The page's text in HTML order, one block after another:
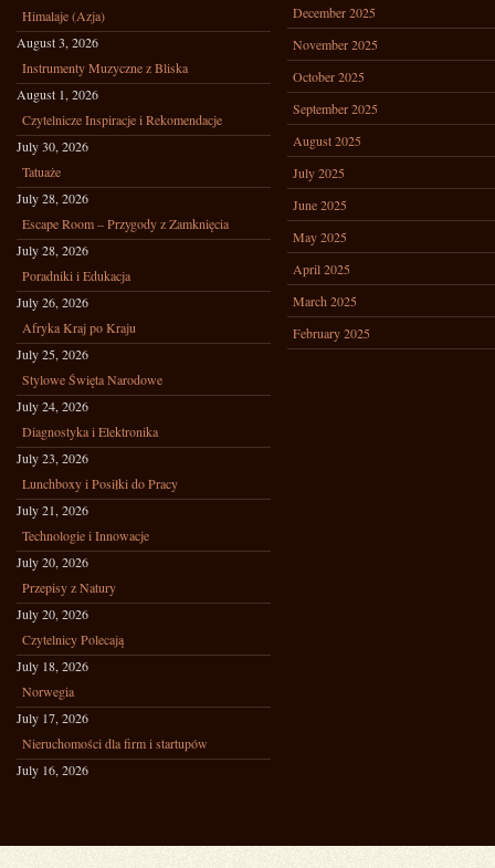
Himalaje (Azja)
August 3, 2026
Instrumenty Muzyczne z Bliska
August 1, 2026
Czytelnicze Inspiracje i Rekomendacje
July 30, 2026
Tatuaże
July 28, 2026
Escape Room – Przygody z Zamknięcia
July 28, 2026
Poradniki i Edukacja
July 26, 2026
Afryka Kraj po Kraju
July 25, 2026
Stylowe Święta Narodowe
July 24, 2026
Diagnostyka i Elektronika
July 23, 2026
Lunchboxy i Posiłki do Pracy
July 21, 2026
Technologie i Innowacje
July 20, 2026
Przepisy z Natury
July 20, 2026
Czytelnicy Polecają
July 18, 2026
Norwegia
July 17, 2026
Nieruchomości dla firm i startupów
July 16, 2026
December 2025
November 2025
October 2025
September 2025
August 2025
July 2025
June 2025
May 2025
April 2025
March 2025
February 2025